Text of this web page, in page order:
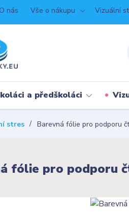
O nás Vše o nákupu Vizuální
a předškoláci
stres Barevná fólie pro podporu
fólie pro podporu